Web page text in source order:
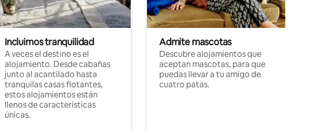
Incluimos tranquilidad
A veces el destino es el
alojamiento. Desde cabañas
junto al acantilado hasta
tranquilas casas flotantes,
estos alojamientos están
llenos de características
únicas.
Admite mascotas
Descubre alojamientos que
aceptan mascotas, para que
puedas llevar a tu amigo de
cuatro patas.